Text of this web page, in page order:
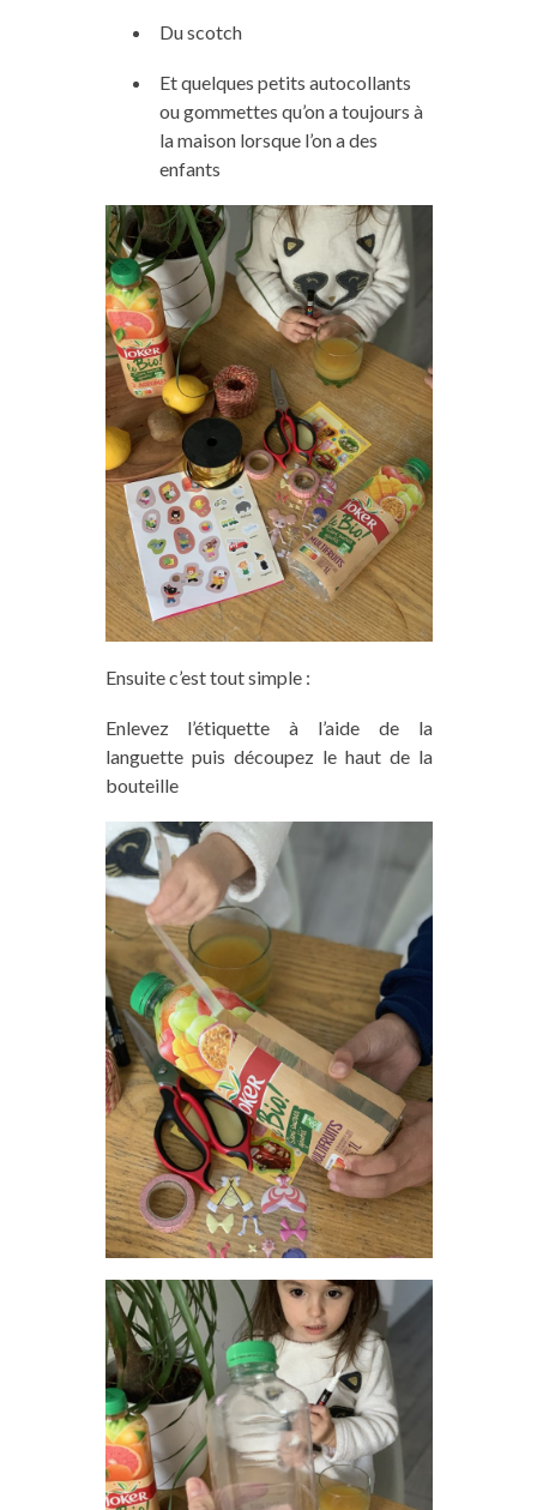
Du scotch
Et quelques petits autocollants
ou gommettes qu’on a toujours à
la maison lorsque l’on a des
enfants
Ensuite c’est tout simple :
Enlevezl’étiquette à l’aide dela
languette puis découpezle haut de la
bouteille